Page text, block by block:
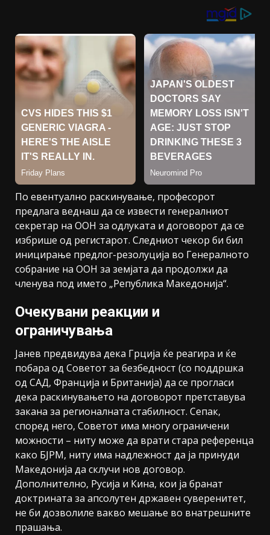
По евентуално раскинување, професорот
предлага веднаш да се извести генералниот
секретар на ООН за одлуката и договорот да се
избрише од регистарот. Следниот чекор би бил
иницирање предлог-резолуција во Генералното
собрание на ООН за земјата да продолжи да
членува под името „Република Македонија“.
Очекувани реакции и
ограничувања
Јанев предвидува дека Грција ќе реагира и ќе
побара од Советот за безбедност (со поддршка
од САД, Франција и Британија) да се прогласи
дека раскинувањето на договорот претставува
закана за регионалната стабилност. Сепак,
според него, Советот има многу ограничени
можности – ниту може да врати стара референца
како БЈРМ, ниту има надлежност да ја принуди
Македонија да склучи нов договор.
Дополнително, Русија и Кина, кои ја бранат
доктрината за апсолутен државен суверенитет,
не би дозволиле вакво мешање во внатрешните
прашања.